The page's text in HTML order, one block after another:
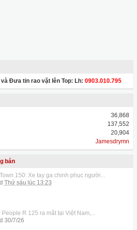
Đưa tin rao vặt lên Top: Lh: 0903.010.795
36,868
137,552
20,904
Jamesdrymn
bán
150: Xe tay ga chinh phục người...
Thứ sáu lúc 13:23
R 125 ra mắt tại Việt Nam,...
30/7/26